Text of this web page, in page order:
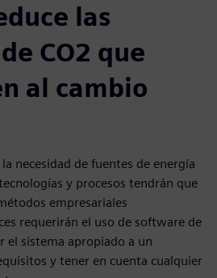
las
CO2 que
al cambio
necesidad de fuentes de energía
y procesos tendrán que
empresariales
requerirán el uso de software de
el sistema apropiado a un
y tener en cuenta cualquier